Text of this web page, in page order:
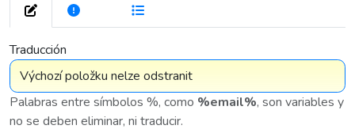
Traducción
Palabras entre símbolos %, como %email%, son variables y
no se deben eliminar, ni traducir.